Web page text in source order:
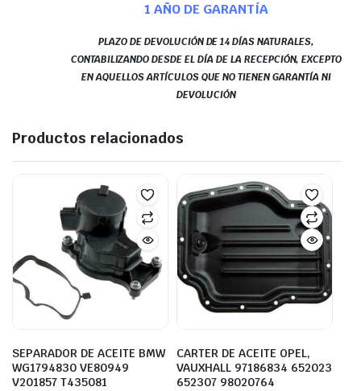
1 AÑO DE GARANTÍA
PLAZO DE DEVOLUCIÓN DE 14 DÍAS NATURALES,
CONTABILIZANDO DESDE EL DÍA DE LA RECEPCIÓN, EXCEPTO
EN AQUELLOS ARTÍCULOS QUE NO TIENEN GARANTÍA NI
DEVOLUCIÓN
Productos relacionados
SEPARADOR DE ACEITE BMW
WG1794830 VE80949
V201857 T435081
CARTER DE ACEITE OPEL,
VAUXHALL 97186834 652023
652307 98020764